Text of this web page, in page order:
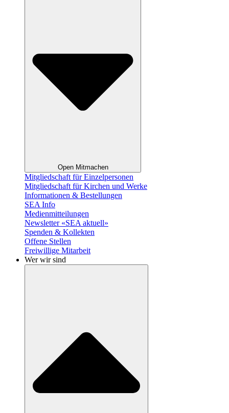
Open Mitmachen
Mitgliedschaft für Einzelpersonen
Mitgliedschaft für Kirchen und Werke
Informationen & Bestellungen
SEA Info
Medienmitteilungen
Newsletter «SEA aktuell»
Spenden & Kollekten
Offene Stellen
Freiwillige Mitarbeit
Wer wir sind